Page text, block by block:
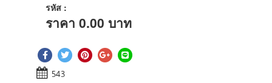
รหัส :
ราคา 0.00 บาท
543